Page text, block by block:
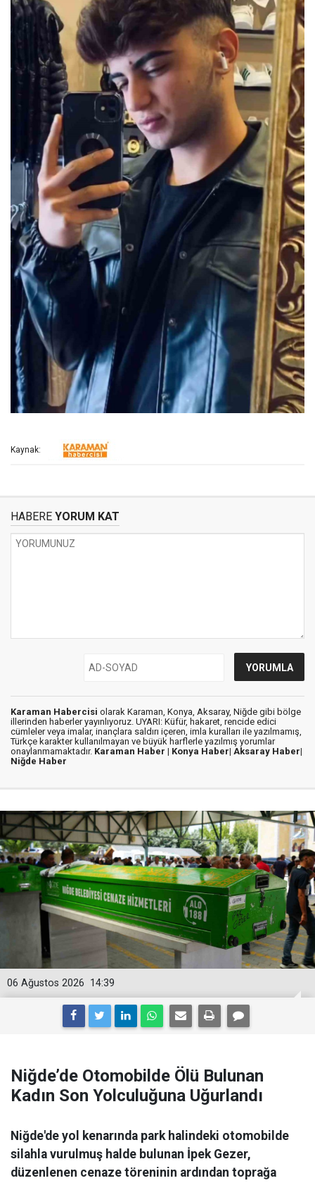
Kaynak:
HABERE YORUM KAT
Karaman Habercisi olarak Karaman, Konya, Aksaray, Niğde gibi bölge
illerinden haberler yayınlıyoruz. UYARI: Küfür, hakaret, rencide edici
cümleler veya imalar, inançlara saldırı içeren, imla kuralları ile yazılmamış,
Türkçe karakter kullanılmayan ve büyük harflerle yazılmış yorumlar
onaylanmamaktadır. Karaman Haber | Konya Haber| Aksaray Haber|
Niğde Haber
14:39
06 Ağustos 2026
Niğde’de Otomobilde Ölü Bulunan
Kadın Son Yolculuğuna Uğurlandı
Niğde'de yol kenarında park halindeki otomobilde
silahla vurulmuş halde bulunan İpek Gezer,
düzenlenen cenaze töreninin ardından toprağa